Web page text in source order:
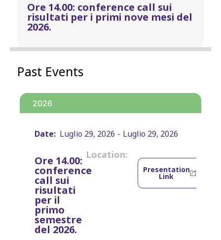
Ore 14.00: conference call sui
risultati per i primi nove mesi del
2026.
Past Events
2026
Date: Luglio 29, 2026 - Luglio 29, 2026
Ore 14.00:
conference
call sui
risultati
per il
primo
semestre
del 2026.
Location:
Presentation
Link